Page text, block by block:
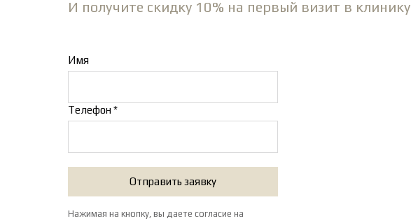
Имя
Телефон *
Отправить заявку
Нажимая на кнопку, вы даете согласие на
И получите скидку 10% на первый визит в клинику